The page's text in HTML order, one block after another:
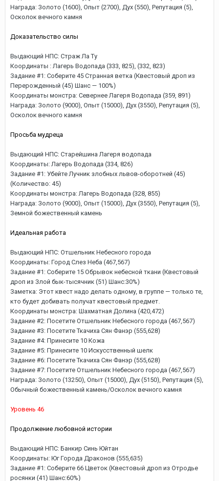
Награда: Золото (1600), Опыт (2700), Дух (550), Репутация (5),
Осколок вечного камня
Доказательство силы
Выдающий НПС: Страж Ла Ту
Координаты : Лагерь Водопада (333, 825), (332, 823)
Задание #1: Соберите 45 Странная ветка (Квестовый дроп из
Перерожденный (45) Шанс — 100%)
Координаты монстра: Севернее Лагеря Водопада (359, 891)
Награда: Золото (9000), Опыт (15000), Дух (3550), Репутация (5),
Осколок вечного камня
Просьба мудреца
Выдающий НПС: Старейшина Лагеря водопада
Координаты: Лагерь Водопада (334, 826)
Задание #1: Убейте Лучник злобных львов-оборотней (45)
(Количество: 45)
Координаты монстра: Лагерь Водопада (328, 855)
Награда: Золото (9000), Опыт (15000), Дух (3550), Репутация (5),
Земной божественный камень
Идеальная работа
Выдающий НПС: Отшельник Небесного города
Координаты: Город Слез Неба (467,567)
Задание #1: Соберите 15 Обрывок небесной ткани (Квестовый
дроп из Злой бык-тысячник (51) Шанс:30%)
Заметка: Этот квест надо делать одному, в группе — только те,
кто будет добивать получат квестовый предмет.
Координаты монстра: Шахматная Долина (420,472)
Задание #2: Посетите Отшельник Небесного города (467,567)
Задание #3: Посетите Ткачиха Сян Фанэр (555,628)
Задание #4: Принесите 10 Кожа
Задание #5: Принесите 10 Искусственный шелк
Задание #6: Посетите Ткачиха Сян Фанэр (555,628)
Задание #7: Посетите Отшельник Небесного города (467,567)
Награда: Золото (13250), Опыт (15000), Дух (5150), Репутация (5),
Обычный божественный камень/Осколок вечного камня
Уровень 46
Продолжение любовной истории
Выдающий НПС: Банкир Синь Юйтан
Координаты: Юг Города Драконов (555,635)
Задание #1: Соберите 66 Цветок (Квестовый дроп из Отродье
росянки (41) Шанс:60%)